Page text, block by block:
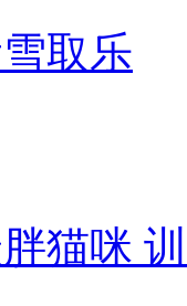
取乐
猫咪